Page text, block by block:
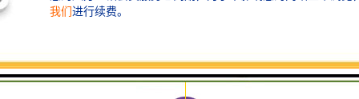
空调开放时长：星期一至星期五08:30到
电梯：客梯14部,货梯2部